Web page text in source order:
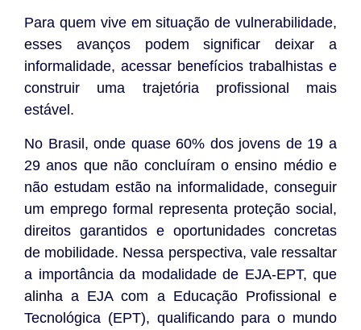
Para quem vive em situação de vulnerabilidade,
esses avanços podem significar deixar a
informalidade, acessar benefícios trabalhistas e
construir uma trajetória profissional mais
estável.
No Brasil, onde quase 60% dos jovens de 19 a
29 anos que não concluíram o ensino médio e
não estudam estão na informalidade, conseguir
um emprego formal representa proteção social,
direitos garantidos e oportunidades concretas
de mobilidade. Nessa perspectiva, vale ressaltar
a importância da modalidade de EJA-EPT, que
alinha a EJA com a Educação Profissional e
Tecnológica (EPT), qualificando para o mundo